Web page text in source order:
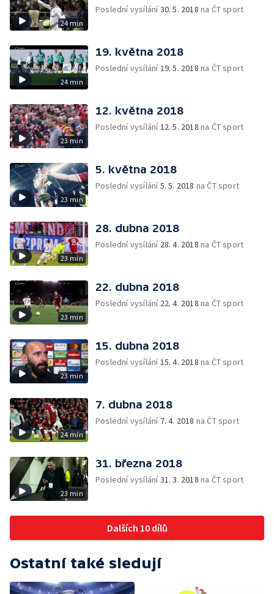
24 min
Poslední vysílání30. 5. 2018 na ČT sport
24 min
19. května 2018
Poslední vysílání19. 5. 2018 na ČT sport
23 min
12. května 2018
Poslední vysílání12. 5. 2018 na ČT sport
23 min
5. května 2018
Poslední vysílání5. 5. 2018 na ČT sport
23 min
28. dubna 2018
Poslední vysílání 28. 4. 2018 na ČT sport
23 min
22. dubna 2018
Poslední vysílání 22. 4. 2018 na ČT sport
23 min
15. dubna 2018
Poslední vysílání15. 4. 2018 na ČT sport
24 min
7. dubna 2018
Poslední vysílání 7. 4. 2018 na ČT sport
23 min
31. března 2018
Poslední vysílání31. 3. 2018 na ČT sport
Dalších 10 dílů
Ostatní také sledují